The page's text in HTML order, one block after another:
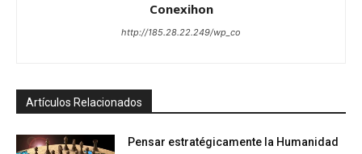
Conexihon
http://185.28.22.249/wp_co
Artículos Relacionados
Pensar estratégicamente la Humanidad